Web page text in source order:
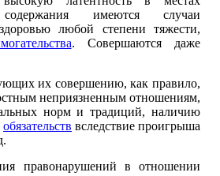
содержания имеются случаи
любой степени тяжести,
. Совершаются даже
их совершению, как правило,
неприязненным отношениям,
норм и традиций, наличию
обязательств вследствие проигрыша
правонарушений в отношении